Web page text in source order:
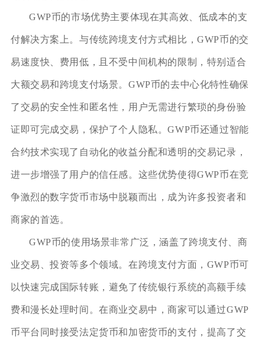
GWP币的市场优势主要体现在其高效、低成本的支
付解决方案上。与传统跨境支付方式相比，GWP币的交
易速度快、费用低，且不受中间机构的限制，特别适合
大额交易和跨境支付场景。GWP币的去中心化特性确保
了交易的安全性和匿名性，用户无需进行繁琐的身份验
证即可完成交易，保护了个人隐私。GWP币还通过智能
合约技术实现了自动化的收益分配和透明的交易记录，
进一步增强了用户的信任感。这些优势使得GWP币在竞
争激烈的数字货币市场中脱颖而出，成为许多投资者和
商家的首选。
GWP币的使用场景非常广泛，涵盖了跨境支付、商
业交易、投资等多个领域。在跨境支付方面，GWP币可
以快速完成国际转账，避免了传统银行系统的高额手续
费和漫长处理时间。在商业交易中，商家可以通过GWP
币平台同时接受法定货币和加密货币的支付，提高了交